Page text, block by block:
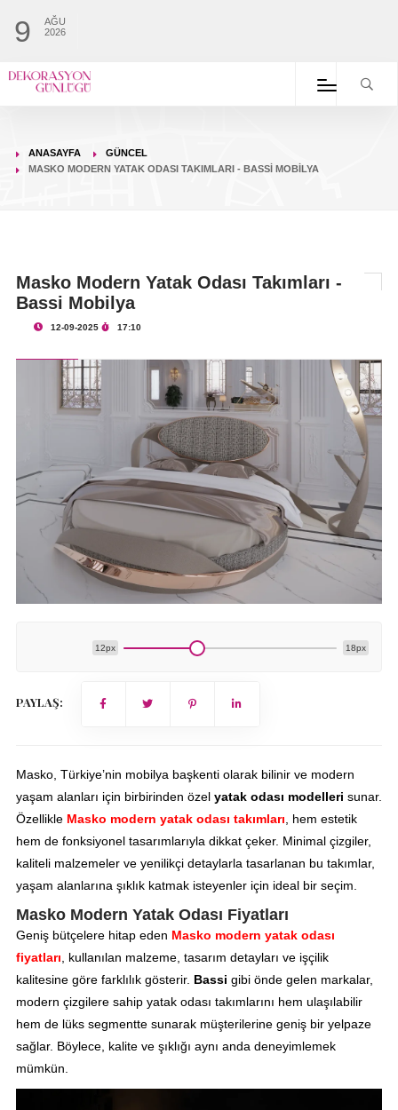
9
AĞU
2026
ANASAYFA
GÜNCEL
MASKO MODERN YATAK ODASI TAKIMLARI - BASSI MOBILYA
Masko Modern Yatak Odası Takımları -
Bassi Mobilya
12-09-2025 17:10
12px 18px
PAYLAŞ:
Masko, Türkiye’nin mobilya başkenti olarak bilinir ve modern
yaşam alanları için birbirinden özel yatak odası modelleri sunar.
Özellikle Masko modern yatak odası takımları , hem estetik
hem de fonksiyonel tasarımlarıyla dikkat çeker. Minimal çizgiler,
kaliteli malzemeler ve yenilikçi detaylarla tasarlanan bu takımlar,
yaşam alanlarına şıklık katmak isteyenler için ideal bir seçim.
Masko Modern Yatak Odası Fiyatları
Geniş bütçelere hitap eden Masko modern yatak odası
fiyatları , kullanılan malzeme, tasarım detayları ve işçilik
kalitesine göre farklılık gösterir. Bassi gibi önde gelen markalar,
modern çizgilere sahip yatak odası takımlarını hem ulaşılabilir
hem de lüks segmentte sunarak müşterilerine geniş bir yelpaze
sağlar. Böylece, kalite ve şıklığı aynı anda deneyimlemek
mümkün.